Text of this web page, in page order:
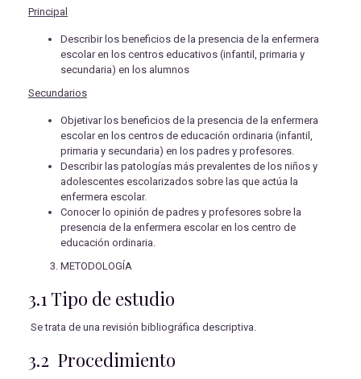
Principal
Describir los beneficios de la presencia de la enfermera
escolar en los centros educativos (infantil, primaria y
secundaria) en los alumnos
Secundarios
Objetivar los beneficios de la presencia de la enfermera
escolar en los centros de educación ordinaria (infantil,
primaria y secundaria) en los padres y profesores.
Describir las patologías más prevalentes de los niños y
adolescentes escolarizados sobre las que actúa la
enfermera escolar.
Conocer lo opinión de padres y profesores sobre la
presencia de la enfermera escolar en los centro de
educación ordinaria.
METODOLOGÍA
3.1 Tipo de estudio
Se trata de una revisión bibliográfica descriptiva.
3.2 Procedimiento